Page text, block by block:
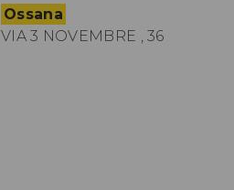
Ossana
VIA 3 NOVEMBRE , 36